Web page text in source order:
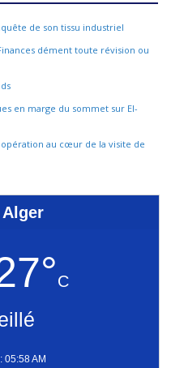
de son tissu industriel
dément toute révision ou
en marge du sommet sur El-
au cœur de la visite de
Alger
C
05:58 AM